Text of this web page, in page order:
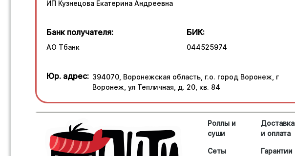
ИП Кузнецова Екатерина Андреевна
Юр. адрес: 394070, Воронежская область, г.о. город Воронеж, г
Воронеж, ул Тепличная, д. 20, кв. 84
Банк получателя:
АО Тбанк
БИК:
044525974
Роллы и
суши
Сеты
Доставка
и оплата
Гарантии